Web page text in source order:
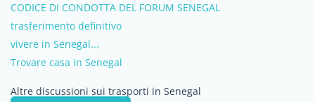
CODICE DI CONDOTTA DEL FORUM SENEGAL
trasferimento definitivo
vivere in Senegal...
Trovare casa in Senegal
Altre discussioni sui trasporti in Senegal